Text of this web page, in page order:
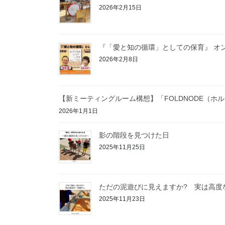
2026年2月15日
『「愛と知の循環」としての保育』 オ
2026年2月8日
【新ミーティングルーム構想】「FOLDNODE（ホル
2026年1月1日
影の階段を見つけた日
2025年11月25日
ただの泥遊びに見えますか? 実は高度
2025年11月23日